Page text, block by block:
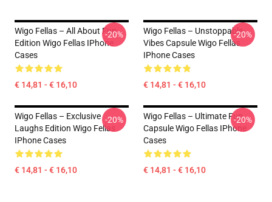
Wigo Fellas – All About Fun
Edition Wigo Fellas IPhone
Cases
€ 14,81 - € 16,10
-20%
Wigo Fellas – Unstoppable
Vibes Capsule Wigo Fellas
IPhone Cases
€ 14,81 - € 16,10
-20%
Wigo Fellas – Exclusive
Laughs Edition Wigo Fellas
IPhone Cases
€ 14,81 - € 16,10
-20%
Wigo Fellas – Ultimate Fun
Capsule Wigo Fellas IPhone
Cases
€ 14,81 - € 16,10
-20%